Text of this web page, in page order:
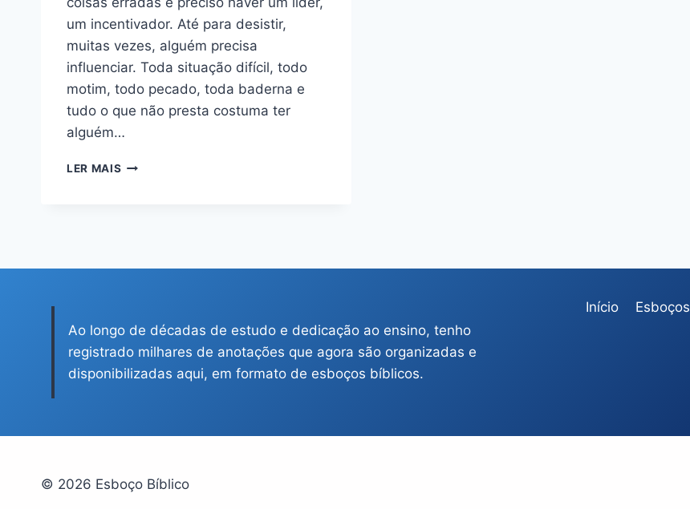
um incentivador. Até para desistir,
muitas vezes, alguém precisa
influenciar. Toda situação difícil, todo
motim, todo pecado, toda baderna e
tudo o que não presta costuma ter
alguém…
LER MAIS ESBOÇO
LEVANTEMOS
UM
LÍDER
EGITO
Ao longo de décadas de estudo e dedicação ao ensino, tenho
registrado milhares de anotações que agora são organizadas e
disponibilizadas aqui, em formato de esboços bíblicos.
Início Esboços
© 2026 Esboço Bíblico